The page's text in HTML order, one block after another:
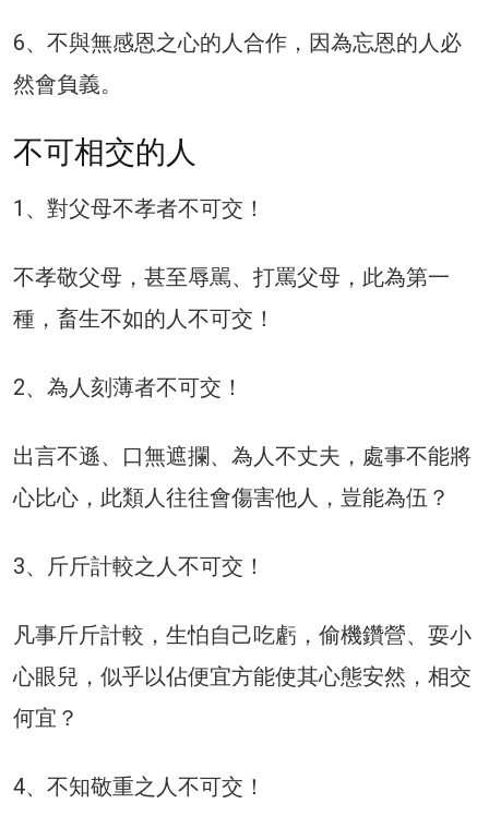
6、不與無感恩之心的人合作，因為忘恩的人必
然會負義。
不可相交的人
1、對父母不孝者不可交！
不孝敬父母，甚至辱駡、打罵父母，此為第一
種，畜生不如的人不可交！
2、為人刻薄者不可交！
出言不遜、口無遮攔、為人不丈夫，處事不能將
心比心，此類人往往會傷害他人，豈能為伍？
3、斤斤計較之人不可交！
凡事斤斤計較，生怕自己吃虧，偷機鑽營、耍小
心眼兒，似乎以佔便宜方能使其心態安然，相交
何宜？
4、不知敬重之人不可交！